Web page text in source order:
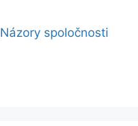
Názory spoločnosti